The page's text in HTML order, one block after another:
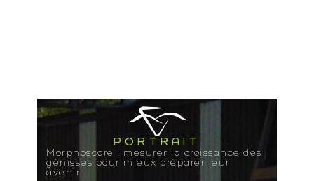
PORTRAIT
Morphoscore : mesurer la croissance des
génisses pour mieux préparer leur
avenir